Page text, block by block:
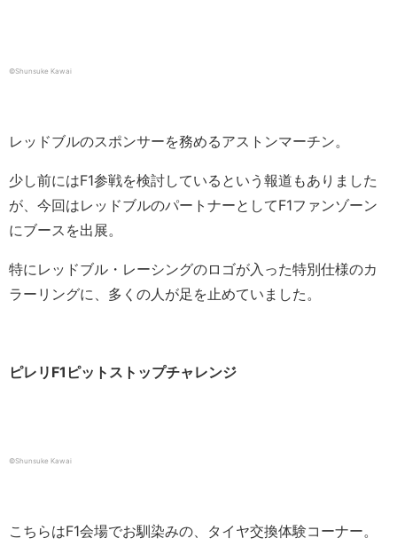
©Shunsuke Kawai
レッドブルのスポンサーを務めるアストンマーチン。
少し前にはF1参戦を検討しているという報道もありました
が、今回はレッドブルのパートナーとしてF1ファンゾーン
にブースを出展。
特にレッドブル・レーシングのロゴが入った特別仕様のカ
ラーリングに、多くの人が足を止めていました。
ピレリF1ピットストップチャレンジ
©Shunsuke Kawai
こちらはF1会場でお馴染みの、タイヤ交換体験コーナー。